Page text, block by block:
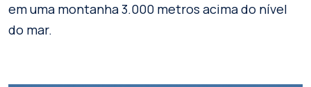
em uma montanha 3.000 metros acima do nível
do mar.